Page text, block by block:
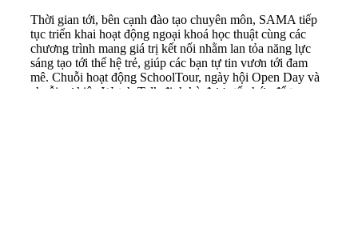
Thời gian tới, bên cạnh đào tạo chuyên môn, SAMA tiếp
tục triển khai hoạt động ngoại khoá học thuật cùng các
chương trình mang giá trị kết nối nhằm lan tỏa năng lực
sáng tạo tới thế hệ trẻ, giúp các bạn tự tin vươn tới đam
mê. Chuỗi hoạt động SchoolTour, ngày hội Open Day và
chuỗi sự kiện Watch-Talk định kỳ được tổ chức để tạo ra